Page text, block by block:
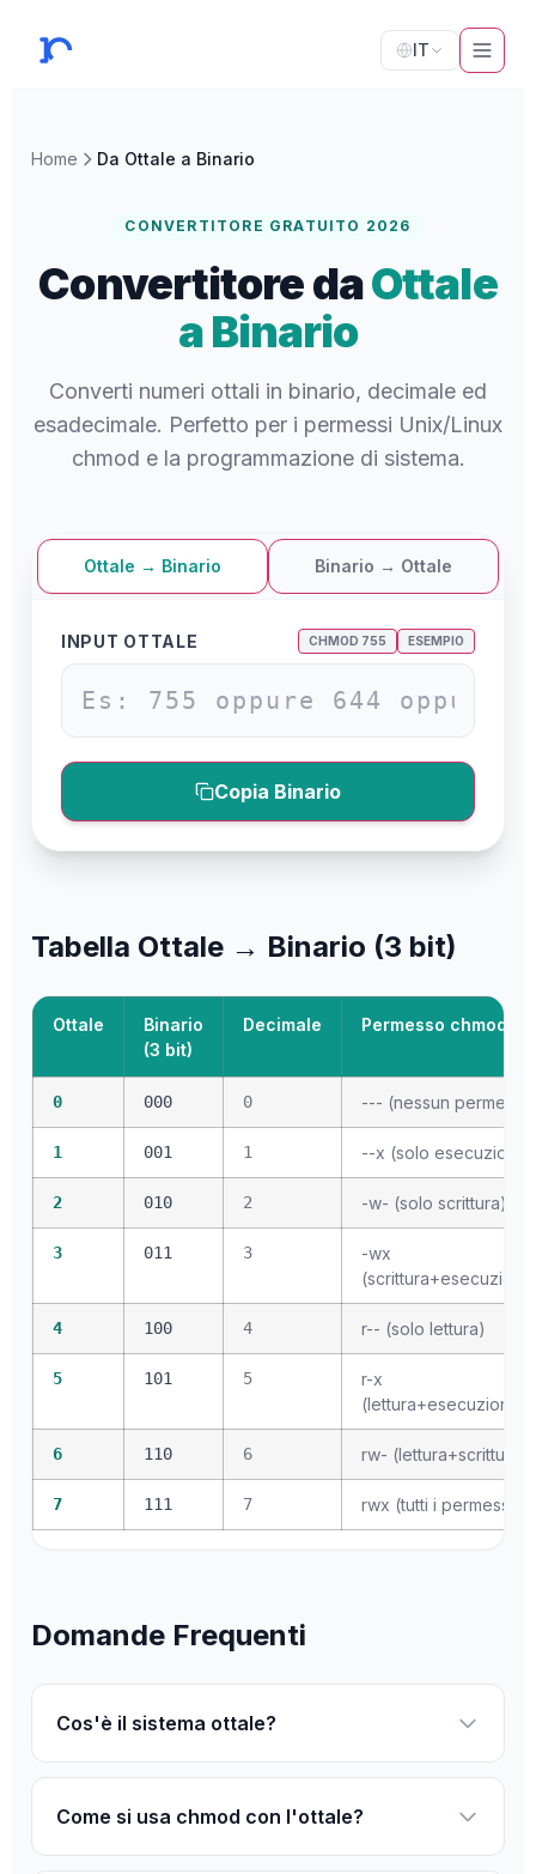
IT
Home Da Ottale a Binario
CONVERTITORE GRATUITO 2026
Convertitore daOttale
a Binario
Converti numeri ottali in binario, decimale ed
esadecimale. Perfetto per i permessi Unix/Linux
chmod e la programmazione di sistema.
Ottale → Binario Binario → Ottale
INPUT OTTALE CHMOD 755 ESEMPIO
Copia Binario
Tabella Ottale → Binario (3 bit)
Ottale
Binario
(3 bit)
Decimale Permesso chmod
0 000 0 --- (nessun
1 001 1 --x (solo esecuzione)
2 010 2 -w- (solo scrittura)
3 011 3
-wx
4 100 4 r-- (solo lettura)
5 101 5
r-x
(lettura+esecuzione)
6 110 6 rw- (lettura+scrittura)
7 111 7 rwx (tutti i permessi)
Domande Frequenti
Cos'è il sistema ottale?
Come si usa chmod con l'ottale?